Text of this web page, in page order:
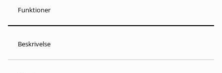
Funktioner
Beskrivelse